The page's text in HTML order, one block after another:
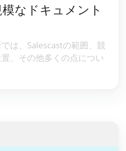
は、Salescastの範囲、競
、その他多くの点につい